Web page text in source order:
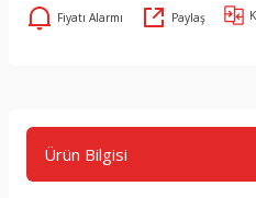
Fiyatı Alarmı Paylaş
Ürün Bilgisi